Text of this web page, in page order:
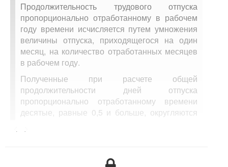
Продолжительность трудового отпуска
пропорционально отработанному в рабочем
году времени исчисляется путем умножения
величины отпуска, приходящегося на один
месяц, на количество отработанных месяцев
в рабочем году.
Полученные при расчете общей
продолжительности дней отпуска
пропорционально отработанному времени
десятые, равные 0,5 и больше, округляются
подсчета.
месяцев производится следующим образом: